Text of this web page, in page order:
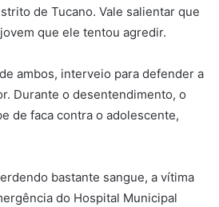
de Tucano. Vale salientar que
que ele tentou agredir.
ambos, interveio para defender a
Durante o desentendimento, o
de faca contra o adolescente,
bastante sangue, a vítima
do Hospital Municipal